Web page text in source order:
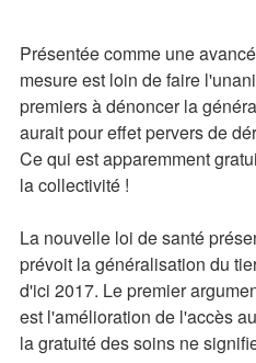
Présentée comme une
mesure est loin de faire
premiers à dénoncer la
aurait pour effet pervers de
Ce qui est apparemment
la collectivité !
La nouvelle loi de santé
prévoit la généralisation du
d'ici 2017. Le premier
est l'amélioration de l'accès
la gratuité des soins ne